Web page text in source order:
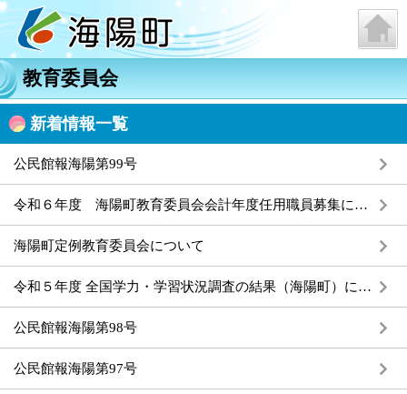
教育委員会
新着情報一覧
公民館報海陽第99号
令和６年度 海陽町教育委員会会計年度任用職員募集について
海陽町定例教育委員会について
令和５年度 全国学力・学習状況調査の結果（海陽町）について
公民館報海陽第98号
公民館報海陽第97号